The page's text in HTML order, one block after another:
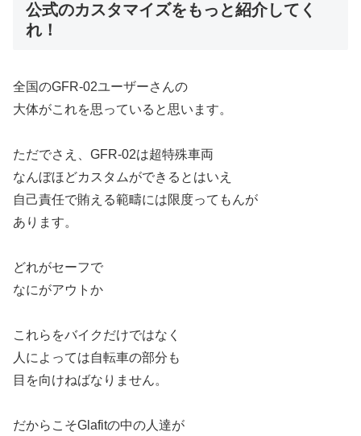
公式のカスタマイズをもっと紹介してく
れ！
全国のGFR-02ユーザーさんの
大体がこれを思っていると思います。
ただでさえ、GFR-02は超特殊車両
なんぼほどカスタムができるとはいえ
自己責任で賄える範疇には限度ってもんが
あります。
どれがセーフで
なにがアウトか
これらをバイクだけではなく
人によっては自転車の部分も
目を向けねばなりません。
だからこそGlafitの中の人達が